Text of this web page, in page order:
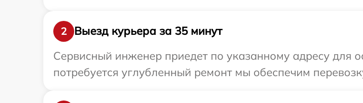
2
Выезд курьера за 35 минут
Сервисный инженер приедет по указанному адресу для
потребуется углубленный ремонт мы обеспечим